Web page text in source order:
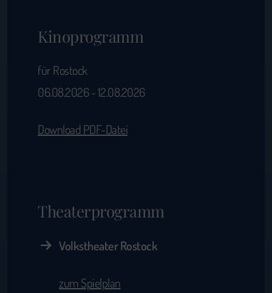
Kinoprogramm
für Rostock
06.08.2026 - 12.08.2026
Download PDF-Datei
Theaterprogramm
Volkstheater Rostock
zum Spielplan